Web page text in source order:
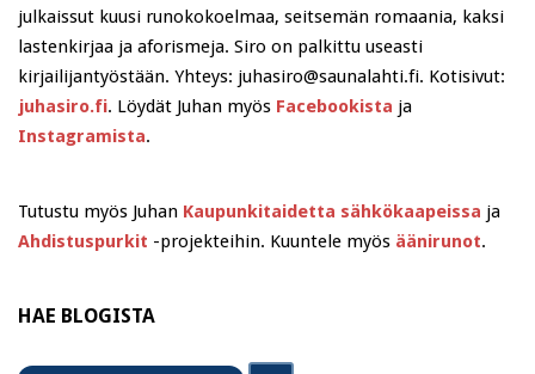
julkaissut kuusi runokokoelmaa, seitsemän romaania, kaksi
lastenkirjaa ja aforismeja. Siro on palkittu useasti
kirjailijantyöstään. Yhteys: juhasiro@saunalahti.fi. Kotisivut:
juhasiro.fi. Löydät Juhan myös Facebookista ja
Instagramista.
Tutustu myös Juhan Kaupunkitaidetta sähkökaapeissa ja
Ahdistuspurkit -projekteihin. Kuuntele myös äänirunot.
HAE BLOGISTA
Search